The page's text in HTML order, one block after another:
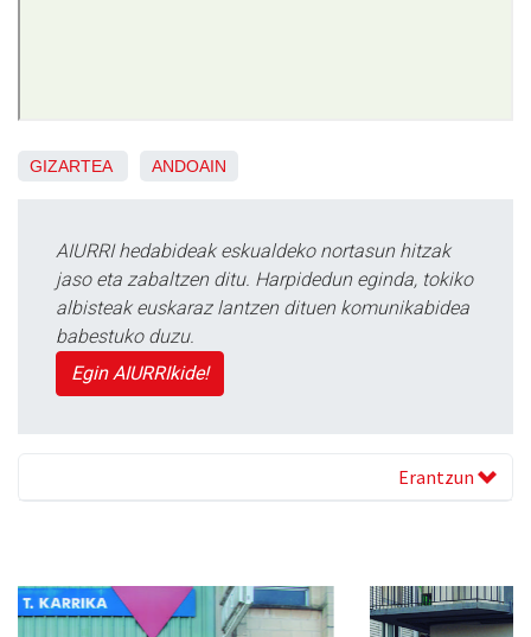
GIZARTEA ANDOAIN
AIURRI hedabideak eskualdeko nortasun hitzak
jaso eta zabaltzen ditu. Harpidedun eginda, tokiko
albisteak euskaraz lantzen dituen komunikabidea
babestuko duzu.
Egin AIURRIkide!
Erantzun